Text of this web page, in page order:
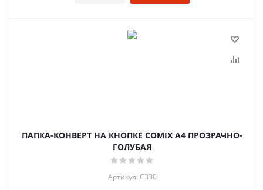
ПАПКА-КОНВЕРТ НА КНОПКЕ COMIX A4 ПРОЗРАЧНО-
ГОЛУБАЯ
Артикул: C330